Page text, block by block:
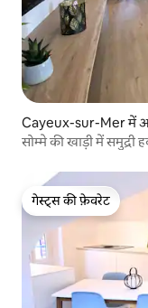
Cayeux-sur-Mer में
सोम्मे की खाड़ी में समुद्री
गेस्ट्स की फ़ेवरेट
गेस्ट्स की फ़ेवरेट